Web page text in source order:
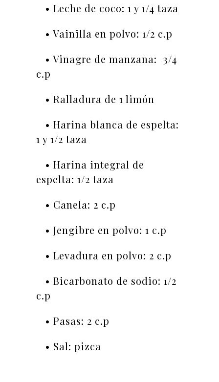
• Leche de coco: 1 y 1/4 taza
• Vainilla en polvo: 1/2 c.p
• Vinagre de manzana: 3/4
c.p
• Ralladura de 1 limón
• Harina blanca de espelta:
1 y 1/2 taza
• Harina integral de
espelta: 1/2 taza
• Canela: 2 c.p
• Jengibre en polvo: 1 c.p
• Levadura en polvo: 2 c.p
• Bicarbonato de sodio: 1/2
c.p
• Pasas: 2 c.p
• Sal: pizca